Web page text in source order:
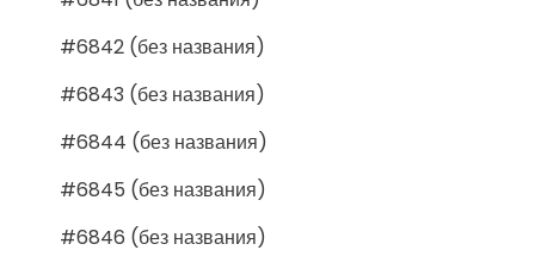
#6842 (без названия)
#6843 (без названия)
#6844 (без названия)
#6845 (без названия)
#6846 (без названия)